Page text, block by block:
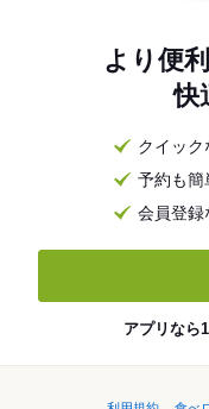
より便
快
クイック
予約も簡
会員登録
アプリなら